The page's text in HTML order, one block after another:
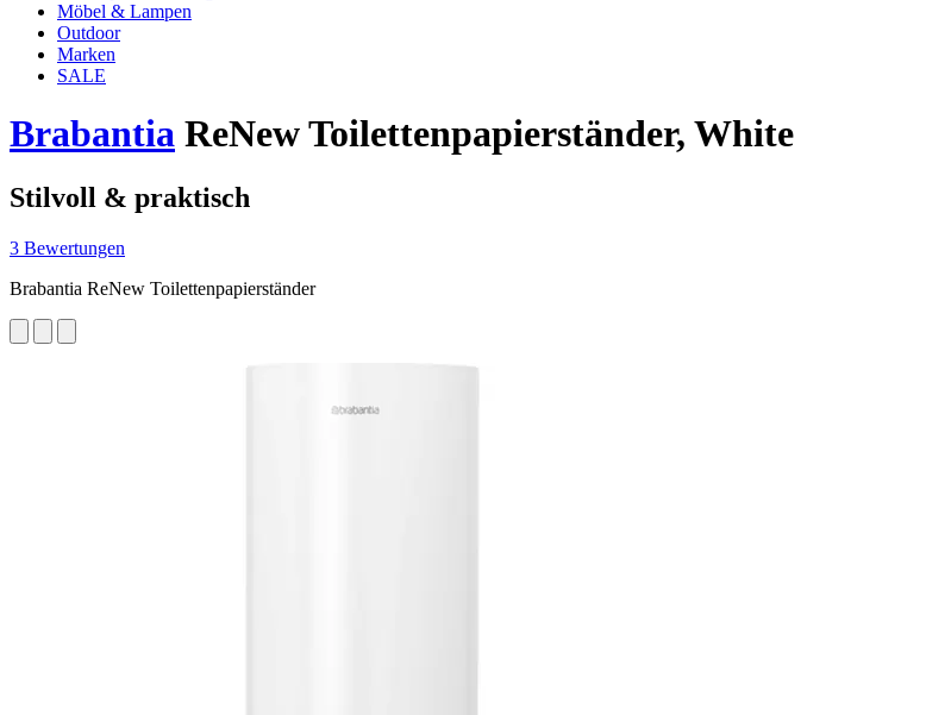
Möbel & Lampen
Outdoor
Marken
SALE
Brabantia ReNew Toilettenpapierständer, White
Stilvoll & praktisch
3 Bewertungen
Brabantia ReNew Toilettenpapierständer